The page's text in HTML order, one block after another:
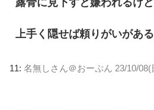
露骨に見下すと嫌われるけど
上手く隠せば頼りがいがあ
11: 名無しさん＠おーぷん 23/10/